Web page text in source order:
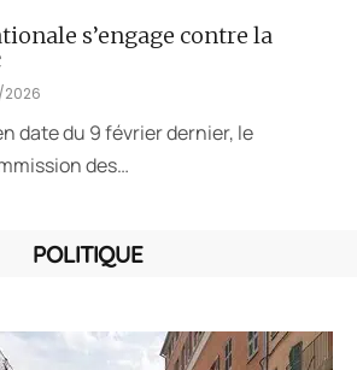
s’engage contre la
2026
date du 9 février dernier, le
des…
POLITIQUE